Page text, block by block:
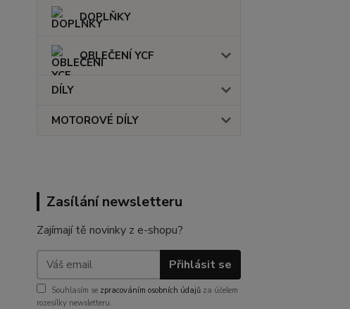
DOPLŇKY
OBLEČENÍ YCF
DÍLY
MOTOROVÉ DÍLY
Zasílání newsletteru
Zajímají tě novinky z e-shopu?
Přihlásit se
Souhlasím se zpracováním osobních údajů za účelem
rozesílky newsletteru.